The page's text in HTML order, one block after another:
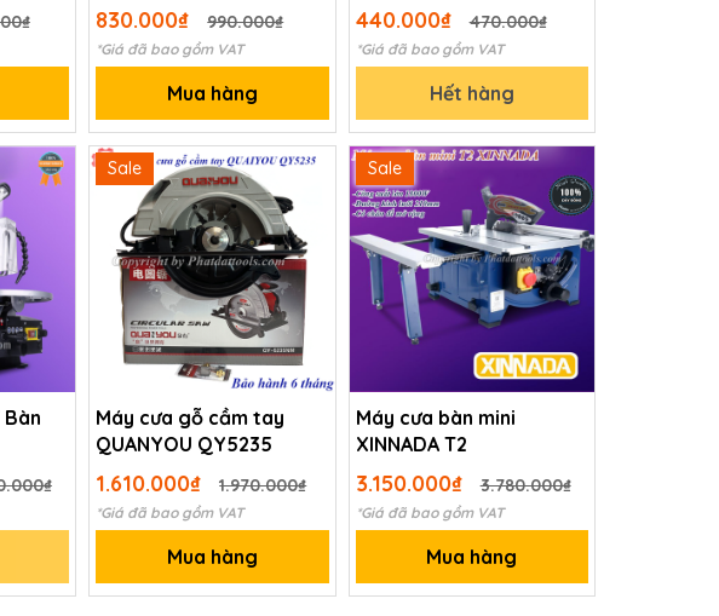
830.000₫ 990.000₫
*Giá đã bao gồm VAT
Mua hàng
440.000₫ 470.000₫
*Giá đã bao gồm VAT
Hết hàng
Bàn
Sale
Máy cưa gỗ cầm tay
QUANYOU QY5235
1.610.000₫ 1.970.000₫
*Giá đã bao gồm VAT
Mua hàng
Sale
Máy cưa bàn mini
XINNADA T2
3.150.000₫ 3.780.000₫
*Giá đã bao gồm VAT
Mua hàng